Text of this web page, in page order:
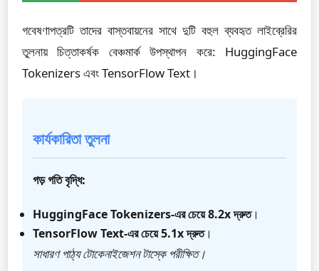
গবেষণাপত্রটি তাদের বাস্তবায়নের সাথে দুটি বহুল ব্যবহৃত লাইব্রেরির
তুলনায় চিত্তাকর্ষক বেঞ্চমার্ক উপস্থাপন করে: HuggingFace
Tokenizers এবং TensorFlow Text।
কার্যকারিতা তুলনা
গড় গতি বৃদ্ধি:
HuggingFace Tokenizers-এর চেয়ে 8.2x দ্রুত।
TensorFlow Text-এর চেয়ে 5.1x দ্রুত।
সাধারণ পাঠ্য টোকেনাইজেশন টাস্কে পরীক্ষিত।